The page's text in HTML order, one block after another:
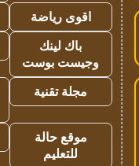
اقوى رياضة
باك لينك
وجيست بوست
مجلة تقنية
موقع حالة
للتعليم